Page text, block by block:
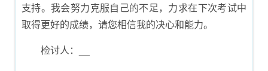
支持。我会努力克服自己的不足，力求在下次考试中
取得更好的成绩，请您相信我的决心和能力。
检讨人：__